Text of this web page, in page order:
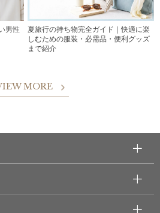
男性
夏旅行の持ち物完全ガイド｜快適に楽
しむための服装・必需品・便利グッズ
まで紹介
MORE